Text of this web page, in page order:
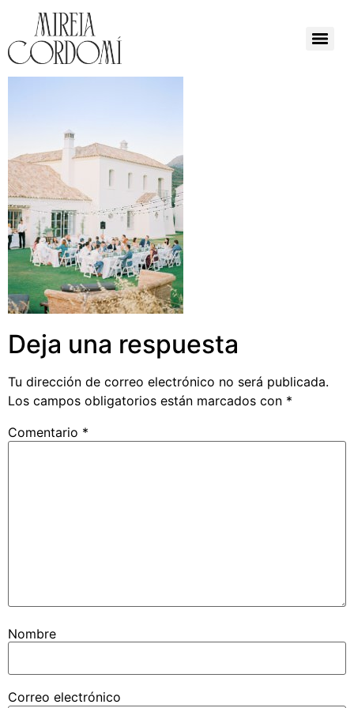
Deja una respuesta
Tu dirección de correo electrónico no será publicada.
Los campos obligatorios están marcados con *
Comentario *
Nombre
Correo electrónico